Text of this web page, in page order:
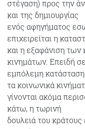
στέγαση) προς την
και της δημιουργίας
ενός αφηγήματος
επιχειρείται η
και η εξαφάνιση των
κινημάτων. Επειδή
εμπόλεμη
τα κοινωνικά
γίνονται ακόμα
κάτω, η τωρινή
δουλειά του